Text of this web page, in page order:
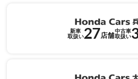
コーポレートサイ
新車
取扱い27店舗
中古車
取扱い